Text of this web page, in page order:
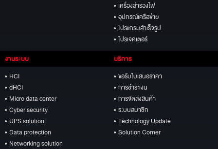
• เครื่องสำรองไฟ
• อุปกรณ์เครือข่าย
• โปรแกรมสำเร็จรูป
• โปรเจคเตอร์
งานระบบ
• HCI
• dHCI
• Micro data center
• Cyber security
• UPS solution
• Data protection
• Networking solution
บริการ
• ขอรับใบเสนอราคา
• การชำระเงิน
• การจัดส่งสินค้า
• ระบบสมาชิก
• Technology Update
• Solution Corner